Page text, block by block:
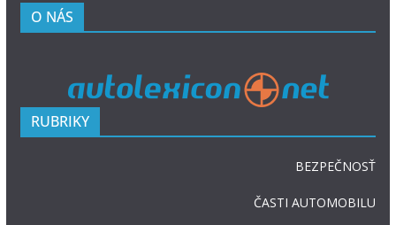
O NÁS
RUBRIKY
BEZPEČNOSŤ
ČASTI AUTOMOBILU